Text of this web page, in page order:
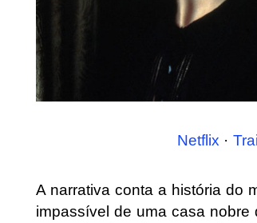
Netflix ·
A narrativa conta a história do
impassível de uma casa